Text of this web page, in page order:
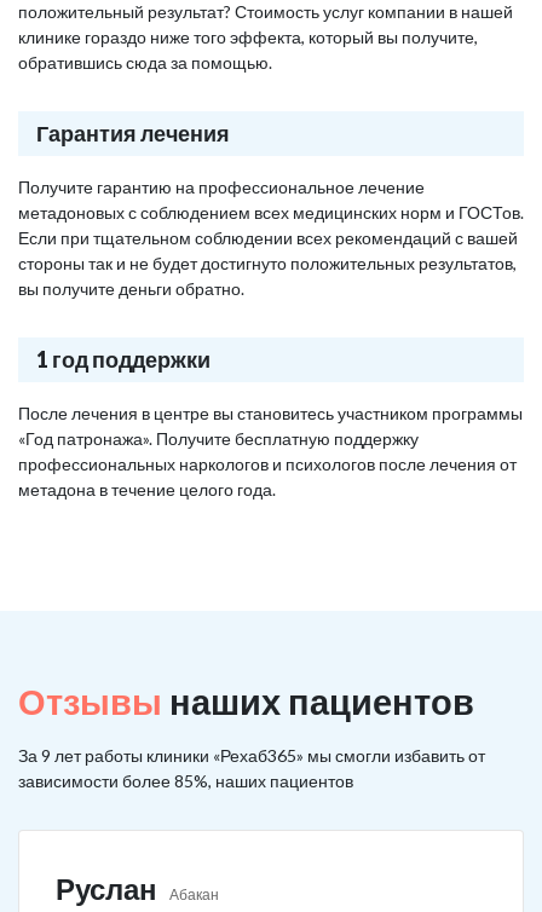
положительный результат? Стоимость услуг компании в нашей
клинике гораздо ниже того эффекта, который вы получите,
обратившись сюда за помощью.
Гарантия лечения
Получите гарантию на профессиональное лечение
метадоновых с соблюдением всех медицинских норм и ГОСТов.
Если при тщательном соблюдении всех рекомендаций с вашей
стороны так и не будет достигнуто положительных результатов,
вы получите деньги обратно.
1 год поддержки
После лечения в центре вы становитесь участником программы
«Год патронажа». Получите бесплатную поддержку
профессиональных наркологов и психологов после лечения от
метадона в течение целого года.
Отзывы наших пациентов
За 9 лет работы клиники «Рехаб365» мы смогли избавить от
зависимости более 85%, наших пациентов
Руслан Абакан